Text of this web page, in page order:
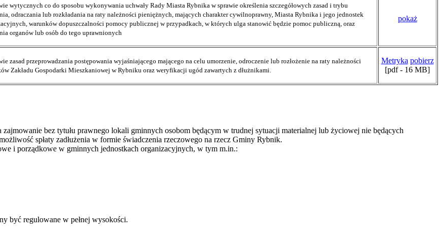
wytycznych co do sposobu wykonywania uchwały Rady Miasta Rybnika w sprawie określenia szczegółowych zasad i trybu
odraczania lub rozkładania na raty należności pieniężnych, mających charakter cywilnoprawny, Miasta Rybnika i jego jednostek
warunków dopuszczalności pomocy publicznej w przypadkach, w których ulga stanowić będzie pomoc publiczną, oraz
organów lub osób do tego uprawnionych
pokaż
zasad przeprowadzania postępowania wyjaśniającego mającego na celu umorzenie, odroczenie lub rozłożenie na raty należności
Zakładu Gospodarki Mieszkaniowej w Rybniku oraz weryfikacji ugód zawartych z dłużnikami.
Metryka pobierz
[pdf - 16 MB]
zajmowanie bez tytułu prawnego lokali gminnych osobom będącym w trudnej sytuacji materialnej lub życiowej nie będących
spłaty zadłużenia w formie świadczenia rzeczowego na rzecz Gminy Rybnik.
i porządkowe w gminnych jednostkach organizacyjnych, w tym m.in.:
być regulowane w pełnej wysokości.